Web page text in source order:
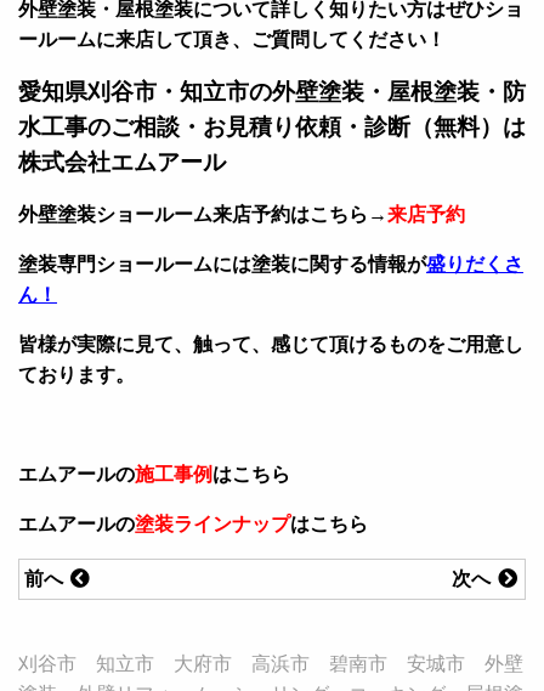
外壁塗装・屋根塗装について詳しく知りたい方はぜひショ
ールームに来店して頂き、ご質問してください！
愛知県刈谷市・知立市の外壁塗装・屋根塗装・防
水工事のご相談・お見積り依頼・診断（無料）は
株式会社エムアール
外壁塗装ショールーム来店予約はこちら→来店予約
塗装専門ショールームには塗装に関する情報が盛りだくさ
ん！
皆様が実際に見て、触って、感じて頂けるものをご用意し
ております。
エムアールの施工事例 はこちら
エムアールの塗装ラインナップはこちら
次へ
前へ
刈谷市 知立市 大府市 高浜市 碧南市 安城市 外壁